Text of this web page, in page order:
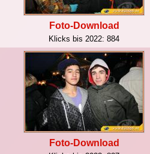
Foto-Download
Klicks bis 2022: 884
Foto-Download